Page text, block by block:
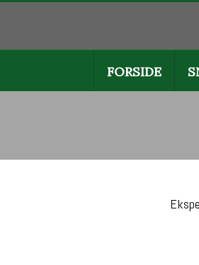
FORSIDE